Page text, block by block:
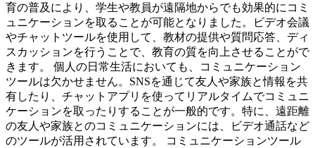
育の普及により、学生や教員が遠隔地からでも効果的にコミ
ュニケーションを取ることが可能となりました。ビデオ会議
やチャットツールを使用して、教材の提供や質問応答、ディ
スカッションを行うことで、教育の質を向上させることがで
きます。 個人の日常生活においても、コミュニケーション
ツールは欠かせません。SNSを通じて友人や家族と情報を共
有したり、チャットアプリを使ってリアルタイムでコミュニ
ケーションを取ったりすることが一般的です。特に、遠距離
の友人や家族とのコミュニケーションには、ビデオ通話など
のツールが活用されています。 コミュニケーションツール